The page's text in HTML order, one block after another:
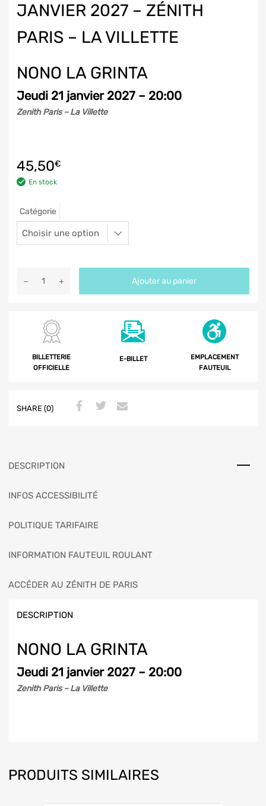
JANVIER 2027 – ZÉNITH
PARIS – LA VILLETTE
NONO LA GRINTA
Jeudi 21 janvier 2027 – 20:00
Zenith Paris – La Villette
45,50€
En stock
Catégorie
Ajouter au panier
BILLETTERIE
OFFICIELLE
E-BILLET
EMPLACEMENT
FAUTEUIL
SHARE (0)
DESCRIPTION
INFOS ACCESSIBILITÉ
POLITIQUE TARIFAIRE
INFORMATION FAUTEUIL ROULANT
ACCÉDER AU ZÉNITH DE PARIS
DESCRIPTION
NONO LA GRINTA
Jeudi 21 janvier 2027 – 20:00
Zenith Paris – La Villette
PRODUITS SIMILAIRES